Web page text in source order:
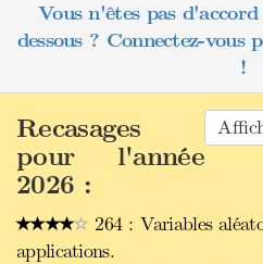
Vous n'êtes pas d'accord
dessous ? Connectez-vous
!
Recasages
pour l'année
2026 :
264 : Variables
applications.